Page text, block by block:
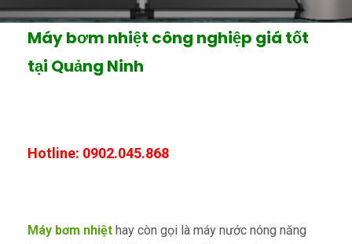
Máy bơm nhiệt công nghiệp giá tốt
tại Quảng Ninh
Hotline: 0902.045.868
Máy bơm nhiệt hay còn gọi là máy nước nóng năng